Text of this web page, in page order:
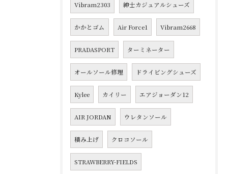
Vibram2303 紳士カジュアルシューズ
かかとゴム Air Force1 Vibram2668
PRADASPORT ターミネーター
オールソール修理 ドライビングシューズ
Kylee カイリー エアジョーダン12
AIR JORDAN ウレタンソール
積み上げ クロコソール
STRAWBERRY-FIELDS